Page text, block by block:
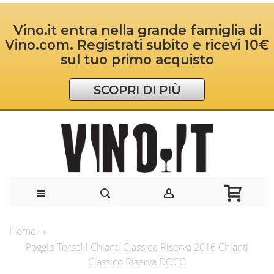
Vino.it entra nella grande famiglia di
Vino.com. Registrati subito e ricevi 10€
sul tuo primo acquisto
SCOPRI DI PIÙ
Home
Poggio Torselli Chianti Classico Riserva 2016 Chianti
Classico Riserva DOCG